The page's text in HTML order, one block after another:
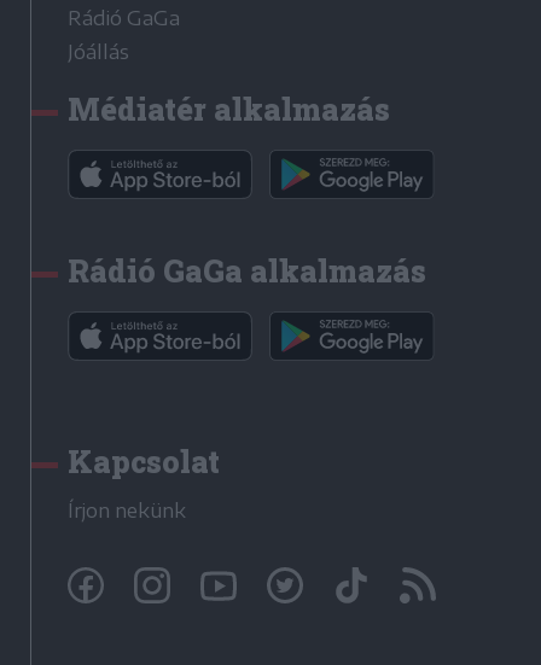
Rádió GaGa
Jóállás
Médiatér alkalmazás
Rádió GaGa alkalmazás
Kapcsolat
Írjon nekünk